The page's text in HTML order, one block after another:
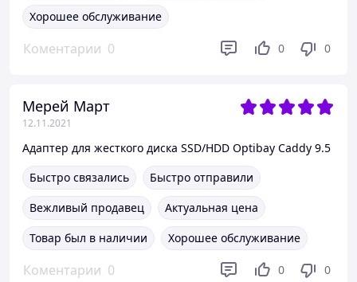
Хорошее обслуживание
Коментарии 0 0 0
Мерей Март
12.11.2021
Адаптер для жесткого диска SSD/HDD Optibay Caddy 9.5
Быстро связались
Быстро отправили
Вежливый продавец
Актуальная цена
Товар был в наличии
Хорошее обслуживание
Коментарии 0 0 0